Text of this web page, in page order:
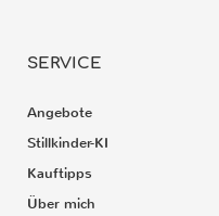
SERVICE
Angebote
Stillkinder-KI
Kauftipps
Über mich